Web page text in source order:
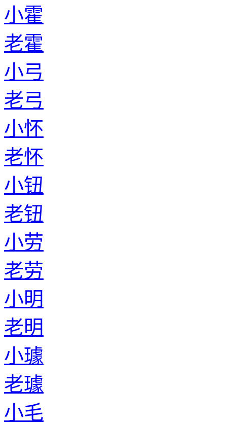
小霍
老霍
小弓
老弓
小怀
老怀
小钮
老钮
小劳
老劳
小明
老明
小璩
老璩
小毛